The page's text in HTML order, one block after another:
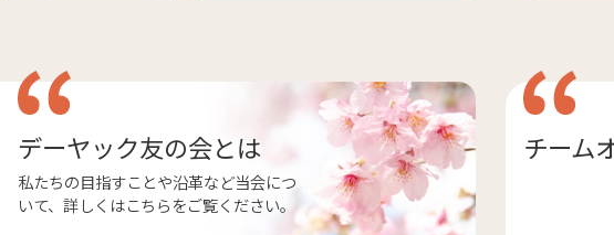
デーヤック友の会とは
私たちの目指すことや沿革など当会につ
いて、詳しくはこちらをご覧ください。
チーム